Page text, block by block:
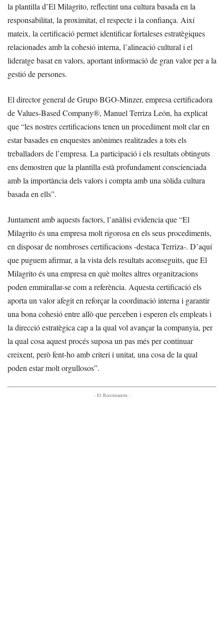
la plantilla d’El Milagrito, reflectint una cultura basada en la
responsabilitat, la proximitat, el respecte i la confiança. Així
mateix, la certificació permet identificar fortaleses estratègiques
relacionades amb la cohesió interna, l’alineació cultural i el
lideratge basat en valors, aportant informació de gran valor per a la
gestió de persones.
El director general de Grupo BGO-Minzer, empresa certificadora
de Values-Based Company®, Manuel Terriza León, ha explicat
que “les nostres certificacions tenen un procediment molt clar en
estar basades en enquestes anònimes realitzades a tots els
treballadors de l’empresa. La participació i els resultats obtinguts
ens demostren que la plantilla està profundament conscienciada
amb la importància dels valors i compta amb una sòlida cultura
basada en ells”.
Juntament amb aquests factors, l’anàlisi evidencia que “El
Milagrito és una empresa molt rigorosa en els seus procediments,
en disposar de nombroses certificacions -destaca Terriza-. D’aquí
que puguem afirmar, a la vista dels resultats aconseguits, que El
Milagrito és una empresa en què moltes altres organitzacions
poden emmirallar-se com a referència. Aquesta certificació els
aporta un valor afegit en reforçar la coordinació interna i garantir
una bona cohesió entre allò que perceben i esperen els empleats i
la direcció estratègica cap a la qual vol avançar la companyia, per
la qual cosa aquest procés suposa un pas més per continuar
creixent, però fent-ho amb criteri i unitat, una cosa de la qual
poden estar molt orgullosos”.
- Et Recomanem -